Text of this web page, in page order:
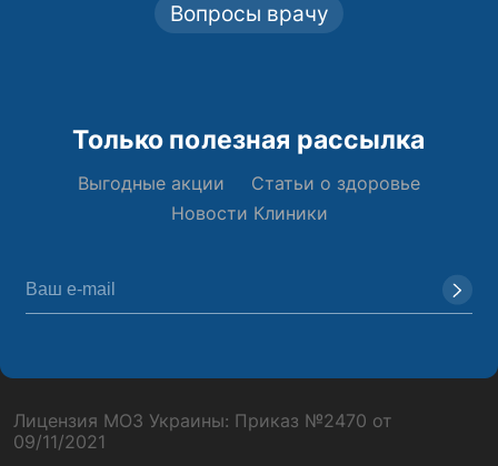
Вопросы врачу
Только полезная рассылка
Выгодные акции
Статьи о здоровье
Новости Клиники
Лицензия МОЗ Украины: Приказ №2470 от
09/11/2021